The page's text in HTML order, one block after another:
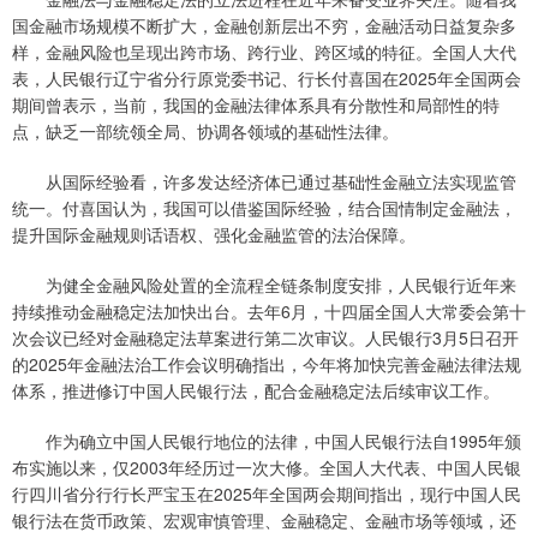
国金融市场规模不断扩大，金融创新层出不穷，金融活动日益复杂多
样，金融风险也呈现出跨市场、跨行业、跨区域的特征。全国人大代
表，人民银行辽宁省分行原党委书记、行长付喜国在2025年全国两会
期间曾表示，当前，我国的金融法律体系具有分散性和局部性的特
点，缺乏一部统领全局、协调各领域的基础性法律。
从国际经验看，许多发达经济体已通过基础性金融立法实现监管
统一。付喜国认为，我国可以借鉴国际经验，结合国情制定金融法，
提升国际金融规则话语权、强化金融监管的法治保障。
为健全金融风险处置的全流程全链条制度安排，人民银行近年来
持续推动金融稳定法加快出台。去年6月，十四届全国人大常委会第十
次会议已经对金融稳定法草案进行第二次审议。人民银行3月5日召开
的2025年金融法治工作会议明确指出，今年将加快完善金融法律法规
体系，推进修订中国人民银行法，配合金融稳定法后续审议工作。
作为确立中国人民银行地位的法律，中国人民银行法自1995年颁
布实施以来，仅2003年经历过一次大修。全国人大代表、中国人民银
行四川省分行行长严宝玉在2025年全国两会期间指出，现行中国人民
银行法在货币政策、宏观审慎管理、金融稳定、金融市场等领域，还